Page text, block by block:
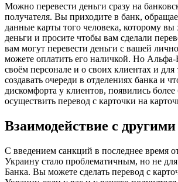
Можно перевести деньги сразу на
получателя. Вы приходите в банк,
данные карты того человека, которому вы
деньги и просите чтобы вам сделали
вам могут перевести деньги с вашей
можете оплатить его наличкой. Но Альфа-
своём персонале и о своих клиентах и для
создавать очереди в отделениях банка и
дискомфорта у клиентов, появились
осуществить перевод с карточки на
Взаимодействие с
С введением санкций в последнее время
Украину стало проблематичным, но не
Банка. Вы можете сделать перевод с